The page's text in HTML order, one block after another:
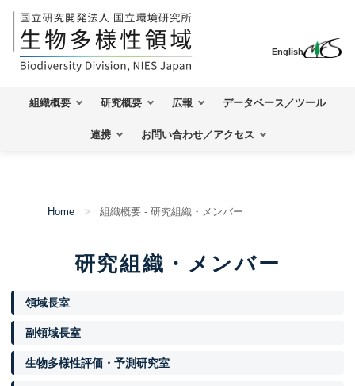
English
組織概要 研究概要 広報 データベース／ツール
連携 お問い合わせ／アクセス
Home 組織概要 - 研究組織・メンバー
研究組織・メンバー
領域長室
副領域長室
生物多様性評価・予測研究室